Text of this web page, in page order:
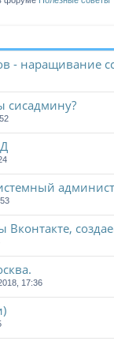
- наращивание
сисадмину?
Вконтакте,
17:36